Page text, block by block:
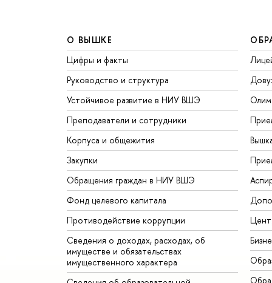
О ВЫШКЕ
Цифры и факты
Руководство и структура
Устойчивое развитие в НИУ ВШЭ
Преподаватели и сотрудники
Корпуса и общежития
Закупки
Обращения граждан в НИУ ВШЭ
Фонд целевого капитала
Противодействие коррупции
Сведения о доходах, расходах, об
имуществе и обязательствах
имущественного характера